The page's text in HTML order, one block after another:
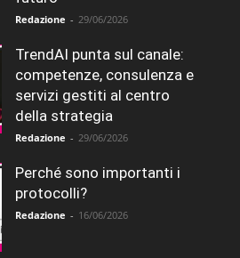
Redazione - 29/06/2026
TrendAI punta sul canale:
competenze, consulenza e
servizi gestiti al centro
della strategia
Redazione - 29/06/2026
Perché sono importanti i
protocolli?
Redazione - 16/06/2026